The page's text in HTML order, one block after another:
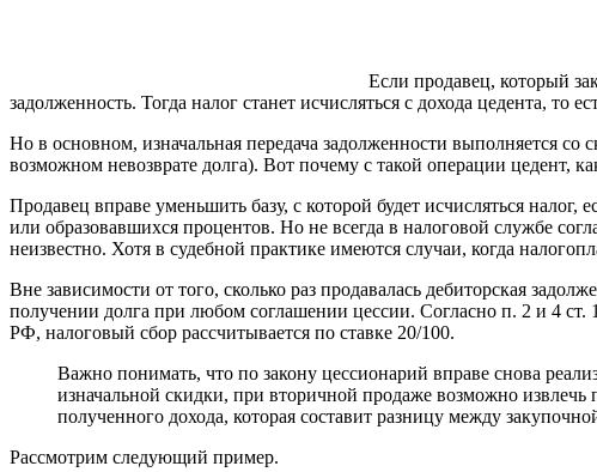
Если продавец, который
задолженность. Тогда налог станет исчисляться с дохода цедента,
Но в основном, изначальная передача задолженности выполняется
возможном невозврате долга). Вот почему с такой операции цедент,
Продавец вправе уменьшить базу, с которой будет исчисляться
или образовавшихся процентов. Но не всегда в налоговой службе
неизвестно. Хотя в судебной практике имеются случаи, когда
Вне зависимости от того, сколько раз продавалась дебиторская
получении долга при любом соглашении цессии. Согласно п. 2 и 4
РФ, налоговый сбор рассчитывается по ставке 20/100.
Важно понимать, что по закону цессионарий вправе снова
изначальной скидки, при вторичной продаже возможно
полученного дохода, которая составит разницу между
Рассмотрим следующий пример.